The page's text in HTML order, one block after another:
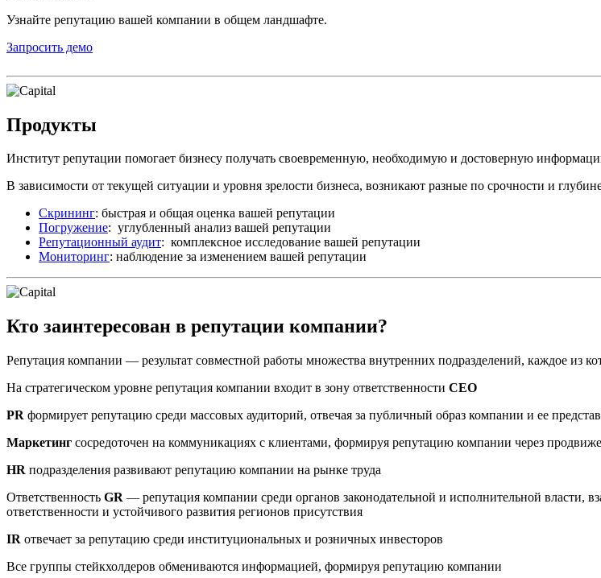
Узнайте репутацию вашей компании в общем ландшафте.
Запросить демо
Продукты
Институт репутации помогает бизнесу получать своевременную, необходимую и достоверную
В зависимости от текущей ситуации и уровня зрелости бизнеса, возникают разные по срочности и
Скрининг: быстрая и общая оценка вашей репутации
Погружение: углубленный анализ вашей репутации
Репутационный аудит: комплексное исследование вашей репутации
Мониторинг: наблюдение за изменением вашей репутации
Кто заинтересован в репутации компании?
Репутация компании — результат совместной работы множества внутренних подразделений, каждое из
На стратегическом уровне репутация компании входит в зону ответственности CEO
PR формирует репутацию среди массовых аудиторий, отвечая за публичный образ компании и ее
Маркетинг сосредоточен на коммуникациях с клиентами, формируя репутацию компании через
HR подразделения развивают репутацию компании на рынке труда
Ответственность GR — репутация компании среди органов законодательной и исполнительной власти,
ответственности и устойчивого развития регионов присутствия
IR отвечает за репутацию среди институциональных и розничных инвесторов
Все группы стейкхолдеров обмениваются информацией, формируя репутацию компании